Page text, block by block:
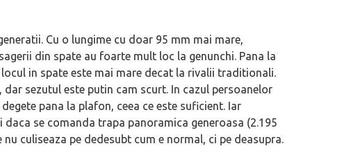
Cu o lungime cu doar 95 mm mai mare,
din spate au foarte mult loc la genunchi. Pana la
in spate este mai mare decat la rivalii traditionali.
sezutul este putin cam scurt. In cazul persoanelor
pana la plafon, ceea ce este suficient. Iar
se comanda trapa panoramica generoasa (2.195
culiseaza pe dedesubt cum e normal, ci pe deasupra.